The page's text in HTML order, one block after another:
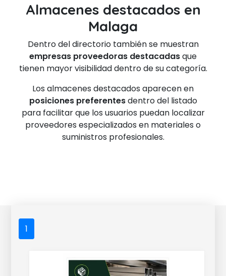
Almacenes destacados en
Malaga
Dentro del directorio también se muestran
empresas proveedoras destacadasque
tienen mayor visibilidad dentro de su categoría.
Los almacenes destacados aparecen en
posiciones preferentesdentro del listado
para facilitar que los usuarios puedan localizar
proveedores especializados en materiales o
suministros profesionales.
1